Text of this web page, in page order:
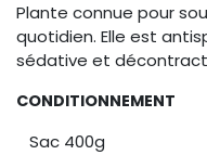
Plante connue pour
quotidien. Elle est
sédative et
CONDITIONNEMENT